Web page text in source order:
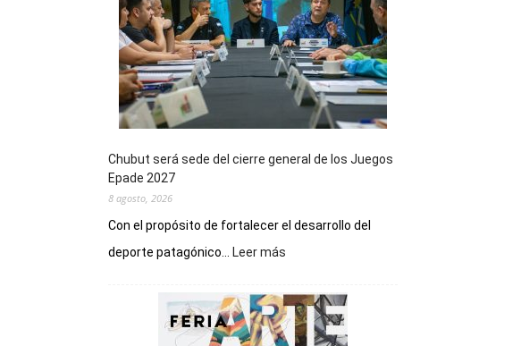
Chubut será sede del cierre general de los Juegos
Epade 2027
8 agosto, 2026
Con el propósito de fortalecer el desarrollo del
deporte patagónico...
Leer más
sede
del